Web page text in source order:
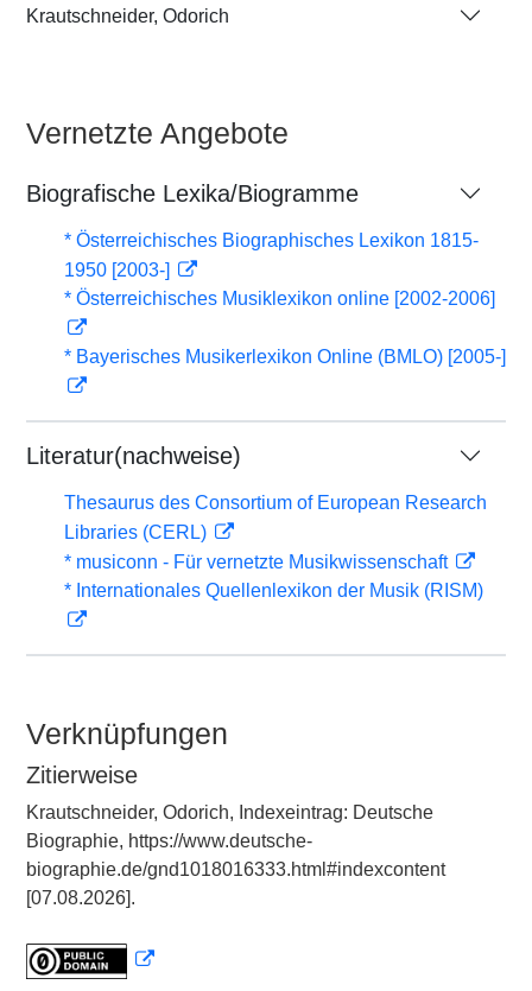
Krautschneider, Odorich
Vernetzte Angebote
Biografische Lexika/Biogramme
* Österreichisches Biographisches Lexikon 1815-
1950 [2003-]
* Österreichisches Musiklexikon online [2002-2006]
* Bayerisches Musikerlexikon Online (BMLO) [2005-]
Literatur(nachweise)
Thesaurus des Consortium of European Research
Libraries (CERL)
* musiconn - Für vernetzte Musikwissenschaft
* Internationales Quellenlexikon der Musik (RISM)
Verknüpfungen
Zitierweise
Krautschneider, Odorich, Indexeintrag: Deutsche
Biographie, https://www.deutsche-
biographie.de/gnd1018016333.html#indexcontent
[07.08.2026].